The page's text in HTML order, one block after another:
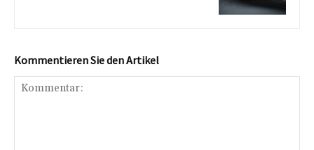
Kommentieren Sie den Artikel